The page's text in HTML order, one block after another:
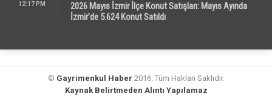
12:17 PM
2026 Mayıs İzmir İlçe Konut Satışları: Mayıs Ayında
İzmir’de 5.624 Konut Satıldı
© Gayrimenkul Haber 2016. Tüm Hakları Saklıdır.
Kaynak Belirtmeden Alıntı Yapılamaz